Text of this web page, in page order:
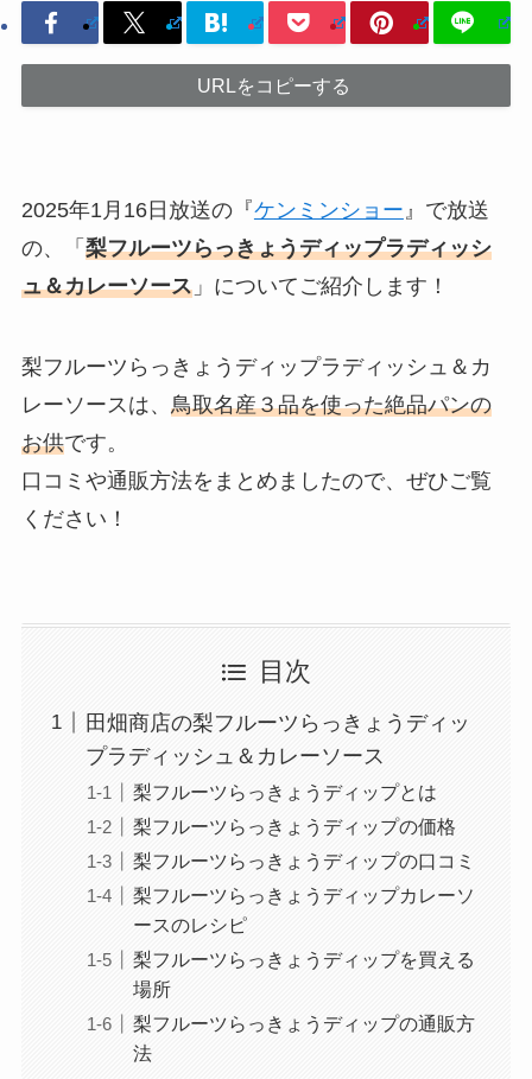
URLをコピーする
2025年1月16日放送の『ケンミンショー』で放送
の、「 梨フルーツらっきょうディップラディッシ
ュ＆カレーソース」についてご紹介します！
梨フルーツらっきょうディップラディッシュ＆カ
レーソースは、 鳥取名産３品を使った絶品パンの
お供です。
口コミや通販方法をまとめましたので、ぜひご覧
ください！
目次
田畑商店の梨フルーツらっきょうディッ
プラディッシュ＆カレーソース
梨フルーツらっきょうディップとは
梨フルーツらっきょうディップの価格
梨フルーツらっきょうディップの口コミ
梨フルーツらっきょうディップカレーソ
ースのレシピ
梨フルーツらっきょうディップを買える
場所
梨フルーツらっきょうディップの通販方
法